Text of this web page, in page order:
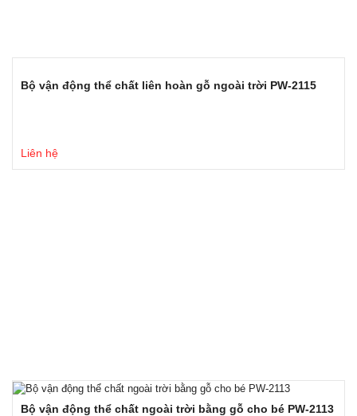
Bộ vận động thể chất liên hoàn gỗ ngoài trời PW-2115
Liên hệ
Bộ vận động thể chất ngoài trời bằng gỗ cho bé PW-2113